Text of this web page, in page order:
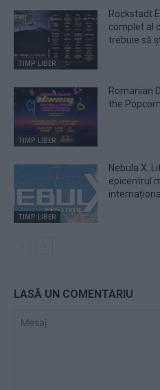
TIMP LIBER
Rockstadt
complet al
trebuie să
TIMP LIBER
Romanian
the
TIMP LIBER
Nebula X:
epicentrul
LASĂ UN COMENTARIU